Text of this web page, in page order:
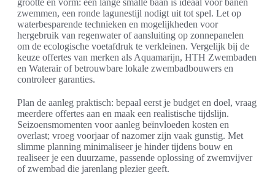
grootte en vorm: een lange smalle baan is ideaal voor banen
zwemmen, een ronde lagunestijl nodigt uit tot spel. Let op
waterbesparende technieken en mogelijkheden voor
hergebruik van regenwater of aansluiting op zonnepanelen
om de ecologische voetafdruk te verkleinen. Vergelijk bij de
keuze offertes van merken als Aquamarijn, HTH Zwembaden
en Waterair of betrouwbare lokale zwembadbouwers en
controleer garanties.
Plan de aanleg praktisch: bepaal eerst je budget en doel, vraag
meerdere offertes aan en maak een realistische tijdslijn.
Seizoensmomenten voor aanleg beïnvloeden kosten en
overlast; vroeg voorjaar of nazomer zijn vaak gunstig. Met
slimme planning minimaliseer je hinder tijdens bouw en
realiseer je een duurzame, passende oplossing of zwemvijver
of zwembad die jarenlang plezier geeft.